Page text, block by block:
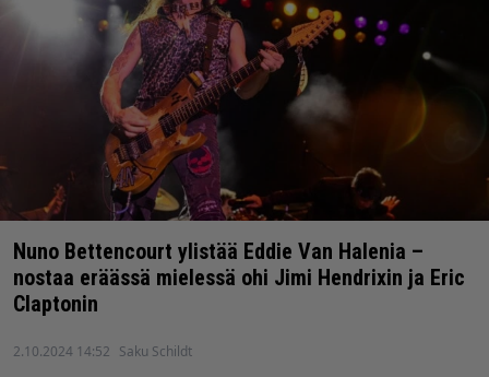
Nuno Bettencourt ylistää Eddie Van Halenia –
nostaa eräässä mielessä ohi Jimi Hendrixin ja Eric
Claptonin
2.10.2024 14:52 Saku Schildt